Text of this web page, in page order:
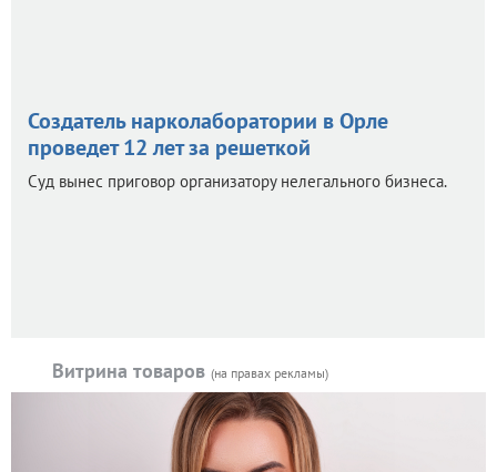
Создатель нарколаборатории в Орле
проведет 12 лет за решеткой
Суд вынес приговор организатору нелегального бизнеса.
Витрина товаров (на правах рекламы)